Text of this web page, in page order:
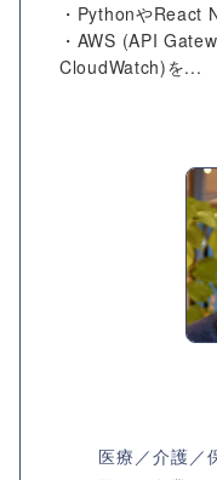
・PythonやReact
・AWS (API
CloudWatch)を...
医療／介護／